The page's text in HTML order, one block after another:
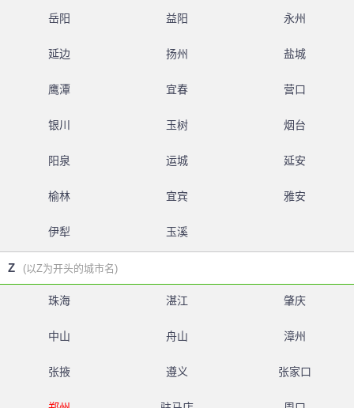
岳阳 益阳 永州
延边 扬州 盐城
鹰潭 宜春 营口
银川 玉树 烟台
阳泉 运城 延安
榆林 宜宾 雅安
伊犁 玉溪
Z (以Z为开头的城市名)
珠海 湛江 肇庆
中山 舟山 漳州
张掖 遵义 张家口